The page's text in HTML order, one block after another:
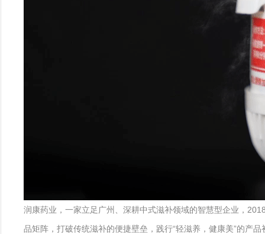
润康药业，一家立足广州、深耕中式滋补领域的智慧型企业，
品矩阵，打破传统滋补的便捷壁垒，践行“轻滋养，健康美”的产